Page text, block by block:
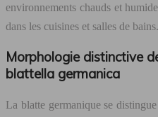
environnements chauds et
dans les cuisines et salles de bains.
Morphologie distinctive
blattella germanica
La blatte germanique se